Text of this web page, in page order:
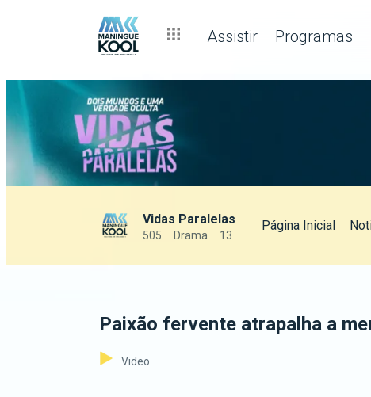
Assistir Programas
Vidas Paralelas
505 Drama 13
Página Inicial
Paixão fervente atrapalha a
Video